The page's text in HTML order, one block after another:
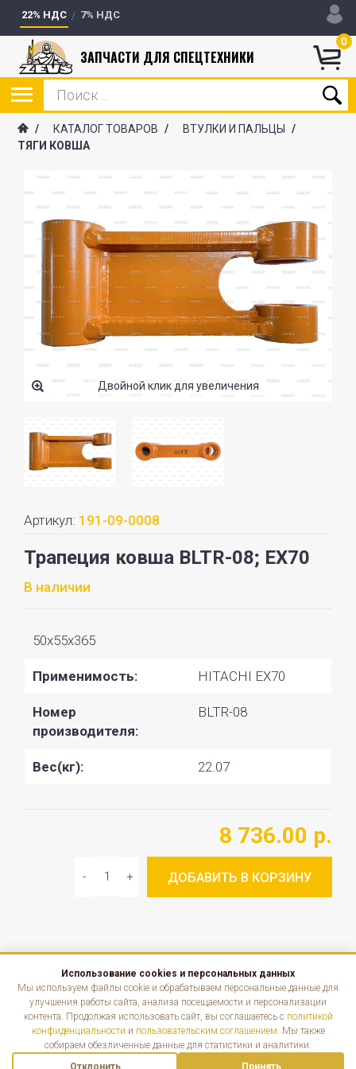
22% НДС 7% НДС
0
ЗАПЧАСТИ ДЛЯ СПЕЦТЕХНИКИ
/ КАТАЛОГ ТОВАРОВ / ВТУЛКИ И ПАЛЬЦЫ
/
ТЯГИ КОВША
Двойной клик для увеличения
Артикул: 191-09-0008
Трапеция ковша BLTR-08; EX70
В наличии
50x55x365
Применимость: HITACHI EX70
Номер
производителя:
BLTR-08
Вес(кг): 22.07
8 736.00 р.
ДОБАВИТЬ В КОРЗИНУ
КАТАЛОГ
ИНФОРМАЦИЯ
КОНТАКТЫ
Использование cookies и персональных данных
Мы используем файлы cookie и обрабатываем персональные данные для
улучшения работы сайта, анализа посещаемости и персонализации
контента. Продолжая использовать сайт, вы соглашаетесь с политикой
конфиденциальности и пользовательским соглашением. Мы также
собираем обезличенные данные для статистики и аналитики.
Отклонить
Принять